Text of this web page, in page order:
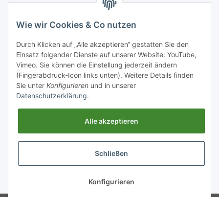
1A Football Angebote
1A-Football ist
registrierter Partner:
* Alle Preise inkl. gesetzlicher USt., zzgl.Versand
Wie wir Cookies & Co nutzen
Durch Klicken auf „Alle akzeptieren“ gestatten Sie den
Einsatz folgender Dienste auf unserer Website: YouTube,
Vimeo. Sie können die Einstellung jederzeit ändern
(Fingerabdruck-Icon links unten). Weitere Details finden
Sie unter Konfigurieren und in unserer
Datenschutzerklärung.
Alle akzeptieren
Schließen
Konfigurieren